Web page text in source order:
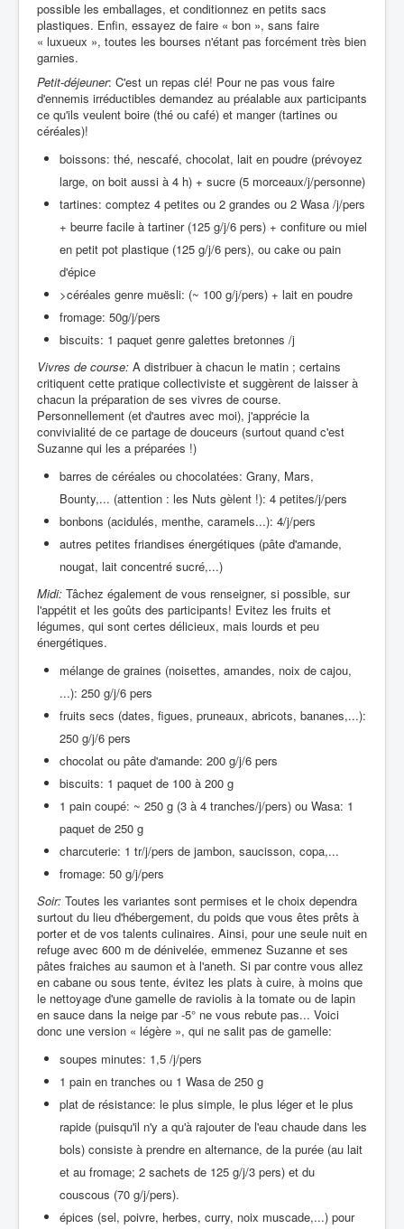
possible les emballages, et conditionnez en petits sacs
plastiques. Enfin, essayez de faire « bon », sans faire
« luxueux », toutes les bourses n'étant pas forcément très bien
garnies.
Petit-déjeuner: C'est un repas clé! Pour ne pas vous faire
d'ennemis irréductibles demandez au préalable aux participants
ce qu'ils veulent boire (thé ou café) et manger (tartines ou
céréales)!
boissons: thé, nescafé, chocolat, lait en poudre (prévoyez
large, on boit aussi à 4 h) + sucre (5 morceaux/j/personne)
tartines: comptez 4 petites ou 2 grandes ou 2 Wasa /j/pers
+ beurre facile à tartiner (125 g/j/6 pers) + confiture ou miel
en petit pot plastique (125 g/j/6 pers), ou cake ou pain
d'épice
>céréales genre muësli: (~ 100 g/j/pers) + lait en poudre
fromage: 50g/j/pers
biscuits: 1 paquet genre galettes bretonnes /j
Vivres de course: A distribuer à chacun le matin ; certains
critiquent cette pratique collectiviste et suggèrent de laisser à
chacun la préparation de ses vivres de course.
Personnellement (et d'autres avec moi), j'apprécie la
convivialité de ce partage de douceurs (surtout quand c'est
Suzanne qui les a préparées !)
barres de céréales ou chocolatées: Grany, Mars,
Bounty,... (attention : les Nuts gèlent !): 4 petites/j/pers
bonbons (acidulés, menthe, caramels...): 4/j/pers
autres petites friandises énergétiques (pâte d'amande,
nougat, lait concentré sucré,...)
Midi: Tâchez également de vous renseigner, si possible, sur
l'appétit et les goûts des participants! Evitez les fruits et
légumes, qui sont certes délicieux, mais lourds et peu
énergétiques.
mélange de graines (noisettes, amandes, noix de cajou,
...): 250 g/j/6 pers
fruits secs (dates, figues, pruneaux, abricots, bananes,...):
250 g/j/6 pers
chocolat ou pâte d'amande: 200 g/j/6 pers
biscuits: 1 paquet de 100 à 200 g
1 pain coupé: ~ 250 g (3 à 4 tranches/j/pers) ou Wasa: 1
paquet de 250 g
charcuterie: 1 tr/j/pers de jambon, saucisson, copa,...
fromage: 50 g/j/pers
Soir: Toutes les variantes sont permises et le choix dependra
surtout du lieu d'hébergement, du poids que vous êtes prêts à
porter et de vos talents culinaires. Ainsi, pour une seule nuit en
refuge avec 600 m de dénivelée, emmenez Suzanne et ses
pâtes fraiches au saumon et à l'aneth. Si par contre vous allez
en cabane ou sous tente, évitez les plats à cuire, à moins que
le nettoyage d'une gamelle de raviolis à la tomate ou de lapin
en sauce dans la neige par -5° ne vous rebute pas... Voici
donc une version « légère », qui ne salit pas de gamelle:
soupes minutes: 1,5 /j/pers
1 pain en tranches ou 1 Wasa de 250 g
plat de résistance: le plus simple, le plus léger et le plus
rapide (puisqu'il n'y a qu'à rajouter de l'eau chaude dans les
bols) consiste à prendre en alternance, de la purée (au lait
et au fromage; 2 sachets de 125 g/j/3 pers) et du
couscous (70 g/j/pers).
épices (sel, poivre, herbes, curry, noix muscade,...) pour